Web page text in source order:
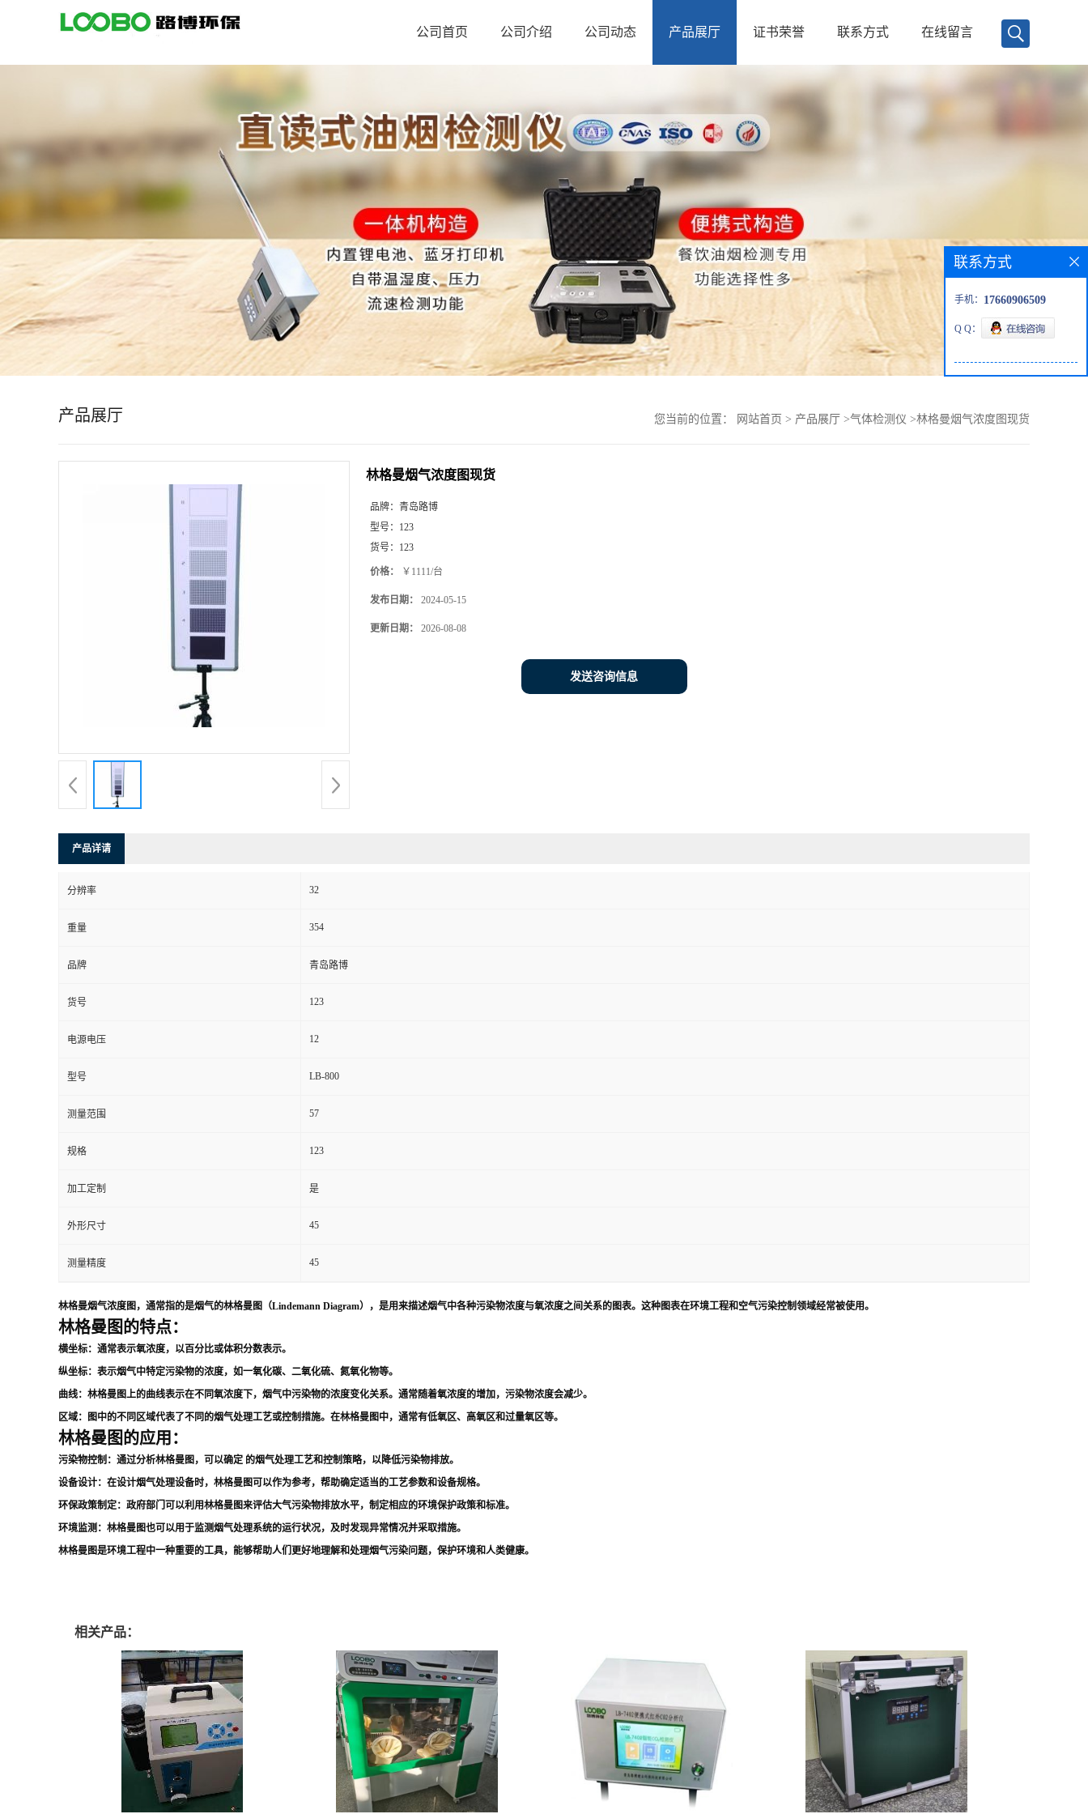
首
公司首页 公司介绍 公司动态 产品展厅 证书荣誉 联系方式 在线留言
产品展厅 您当前的位置： 网站首页 > 产品展厅 >气体检测仪 >林格曼烟气浓度图现货
林格曼烟气浓度图现货
品牌： 青岛路博
型号： 123
货号： 123
价格： ￥1111/台
发布日期： 2024-05-15
更新日期： 2026-08-08
发送咨询信息
产品详请
分辨率 32
重量 354
品牌 青岛路博
货号 123
电源电压 12
型号 LB-800
测量范围 57
规格 123
加工定制 是
外形尺寸 45
测量精度 45
林格曼烟气浓度图，通常指的是烟气的林格曼图（Lindemann Diagram），是用来描述烟气中各种污染物浓度与氧浓度之间关系的图表。这种图表在环境工程和空气污染控制领域经常被使用。
林格曼图的特点：
横坐标：通常表示氧浓度，以百分比或体积分数表示。
纵坐标：表示烟气中特定污染物的浓度，如一氧化碳、二氧化硫、氮氧化物等。
曲线：林格曼图上的曲线表示在不同氧浓度下，烟气中污染物的浓度变化关系。通常随着氧浓度的增加，污染物浓度会减少。
区域：图中的不同区域代表了不同的烟气处理工艺或控制措施。在林格曼图中，通常有低氧区、高氧区和过量氧区等。
林格曼图的应用：
污染物控制 ：通过分析林格曼图，可以确定 的烟气处理工艺和控制策略，以降低污染物排放。
设备设计：在设计烟气处理设备时，林格曼图可以作为参考，帮助确定适当的工艺参数和设备规格。
环保政策制定：政府部门可以利用林格曼图来评估大气污染物排放水平，制定相应的环境保护政策和标准。
环境监测 ：林格曼图也可以用于监测烟气处理系统的运行状况，及时发现异常情况并采取措施。
林格曼图是环境工程中一种重要的工具，能够帮助人们更好地理解和处理烟气污染问题，保护环境和人类健康。
相关产品：
联系方式
手机： 17660906509
Q Q：